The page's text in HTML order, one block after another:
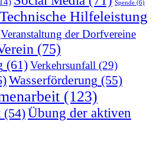
Spende (6)
Technische Hilfeleistung
Veranstaltung der Dorfvereine
(75)
(61)Verkehrsunfall (29)
Wasserförderung (55)
(123)
(54)Übung der aktiven